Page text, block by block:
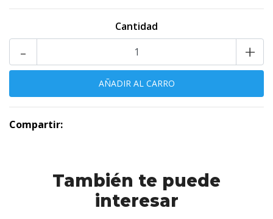
Cantidad
+
-
Compartir:
También te puede
interesar